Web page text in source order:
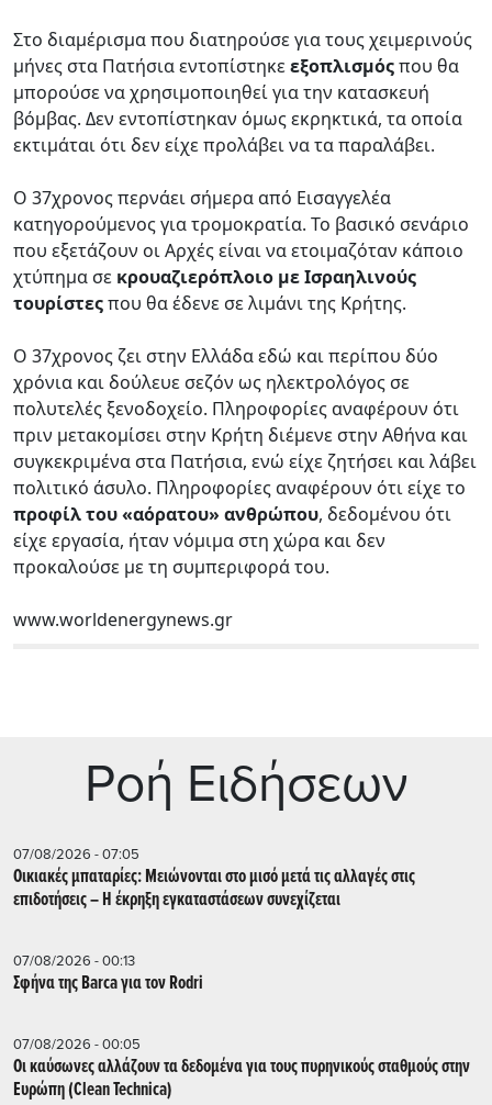
Στο διαμέρισμα που διατηρούσε για τους χειμερινούς
μήνες στα Πατήσια εντοπίστηκεεξοπλισμόςπου θα
μπορούσε να χρησιμοποιηθεί για την κατασκευή
βόμβας. Δεν εντοπίστηκαν όμως εκρηκτικά, τα οποία
εκτιμάται ότι δεν είχε προλάβει να τα παραλάβει.
Ο 37χρονος περνάει σήμερα από Εισαγγελέα
κατηγορούμενος για τρομοκρατία. Το βασικό σενάριο
που εξετάζουν οι Αρχές είναι να ετοιμαζόταν κάποιο
χτύπημα σε κρουαζιερόπλοιο με Ισραηλινούς
τουρίστεςπου θα έδενε σε λιμάνι της Κρήτης.
Ο 37χρονος ζει στην Ελλάδα εδώ και περίπου δύο
χρόνια και δούλευε σεζόν ως ηλεκτρολόγος σε
πολυτελές ξενοδοχείο. Πληροφορίες αναφέρουν ότι
πριν μετακομίσει στην Κρήτη διέμενε στην Αθήνα και
συγκεκριμένα στα Πατήσια, ενώ είχε ζητήσει και λάβει
πολιτικό άσυλο. Πληροφορίες αναφέρουν ότι είχε το
προφίλ του «αόρατου» ανθρώπου, δεδομένου ότι
είχε εργασία, ήταν νόμιμα στη χώρα και δεν
προκαλούσε με τη συμπεριφορά του.
www.worldenergynews.gr
Ρoή Ειδήσεων
07/08/2026 - 07:05
Οικιακές μπαταρίες: Μειώνονται στο μισό μετά τις αλλαγές στις
επιδοτήσεις – Η έκρηξη εγκαταστάσεων συνεχίζεται
07/08/2026 - 00:13
Σφήνα της Barca για τον Rodri
07/08/2026 - 00:05
Οι καύσωνες αλλάζουν τα δεδομένα για τους πυρηνικούς σταθμούς στην
Ευρώπη (Clean Technica)